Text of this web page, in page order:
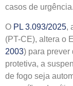
casos de urgência.
O PL 3.093/2025,
(PT-CE), altera o
2003) para prever
protetiva, a
de fogo seja